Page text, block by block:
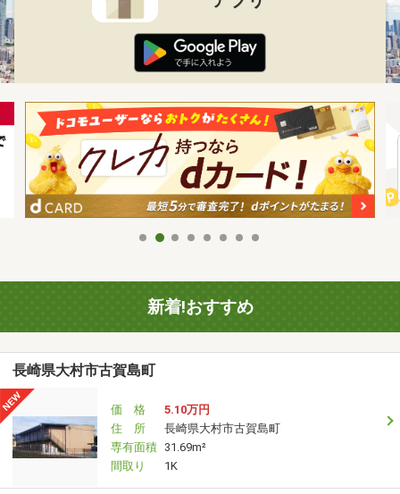
新着!おすすめ
長崎県大村市古賀島町
価 格
5.10万円
住 所
長崎県大村市古賀島町
専有面積 31.69m²
間取り
1K